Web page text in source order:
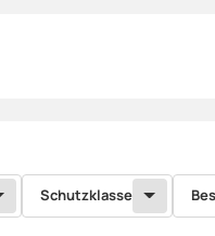
Schutzklasse